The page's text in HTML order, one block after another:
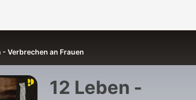
- Verbrechen an Frauen
12 Leben -